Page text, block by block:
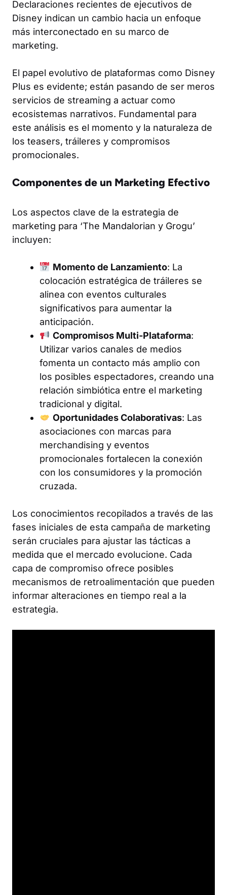
Declaraciones recientes de ejecutivos de
Disney indican un cambio hacia un enfoque
más interconectado en su marco de
marketing.
El papel evolutivo de plataformas como Disney
Plus es evidente; están pasando de ser meros
servicios de streaming a actuar como
ecosistemas narrativos. Fundamental para
este análisis es el momento y la naturaleza de
los teasers, tráileres y compromisos
promocionales.
Componentes de un Marketing Efectivo
Los aspectos clave de la estrategia de
marketing para ‘The Mandalorian y Grogu’
incluyen:
Momento de Lanzamiento: La
colocación estratégica de tráileres se
alinea con eventos culturales
significativos para aumentar la
anticipación.
Compromisos Multi-Plataforma:
Utilizar varios canales de medios
fomenta un contacto más amplio con
los posibles espectadores, creando una
relación simbiótica entre el marketing
tradicional y digital.
Oportunidades Colaborativas: Las
asociaciones con marcas para
merchandising y eventos
promocionales fortalecen la conexión
con los consumidores y la promoción
cruzada.
Los conocimientos recopilados a través de las
fases iniciales de esta campaña de marketing
serán cruciales para ajustar las tácticas a
medida que el mercado evolucione. Cada
capa de compromiso ofrece posibles
mecanismos de retroalimentación que pueden
informar alteraciones en tiempo real a la
estrategia.